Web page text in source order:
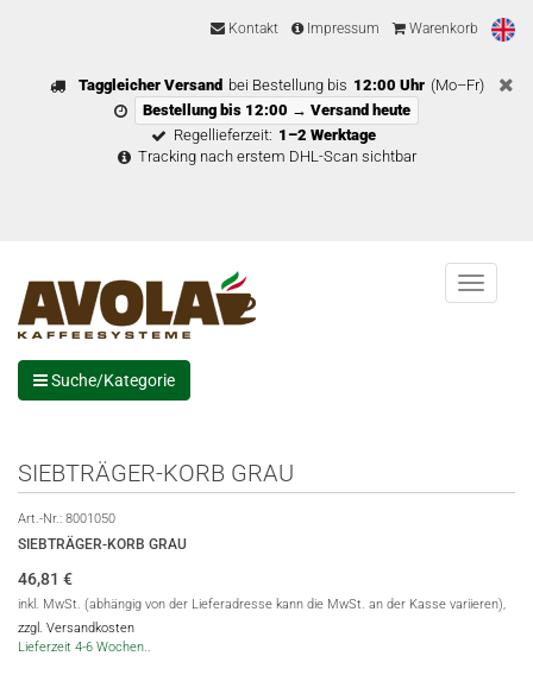
Kontakt Impressum Warenkorb
Taggleicher Versand bei Bestellung bis 12:00 Uhr (Mo–Fr)
Bestellung bis 12:00 → Versand heute
Regellieferzeit: 1–2 Werktage
Tracking nach erstem DHL-Scan sichtbar
Menu
Suche/Kategorie
SIEBTRÄGER-KORB GRAU
Art.-Nr.: 8001050
SIEBTRÄGER-KORB GRAU
46,81 €
inkl. MwSt. (abhängig von der Lieferadresse kann die MwSt. an der Kasse variieren),
zzgl. Versandkosten
Lieferzeit 4-6 Wochen..